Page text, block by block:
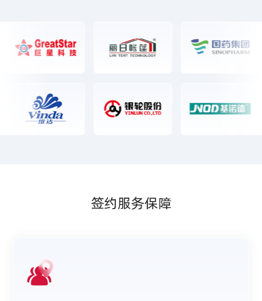
签约服务保障